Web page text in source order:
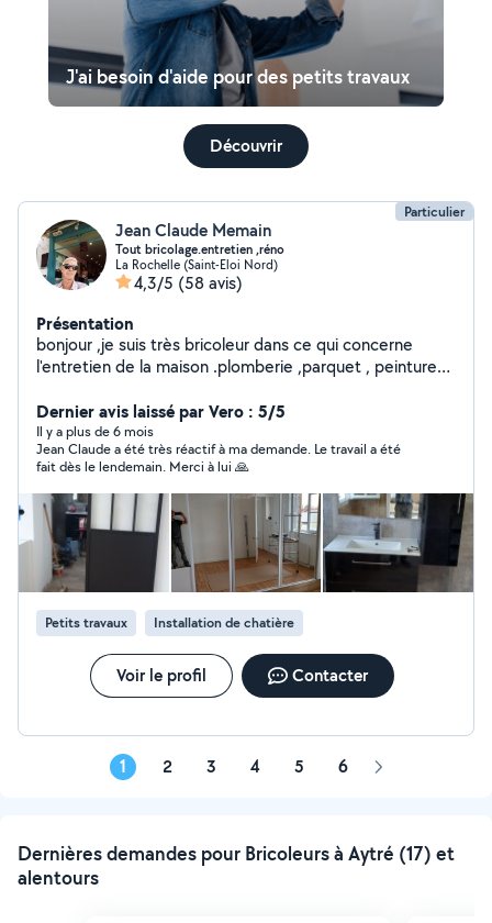
J'ai besoin d'aide pour des petits travaux
Découvrir
Particulier
Jean Claude Memain
Tout bricolage.entretien ,réno
La Rochelle (Saint-Eloi Nord)
4,3/5 (58 avis)
Présentation
bonjour ,je suis très bricoleur dans ce qui concerne
l'entretien de la maison .plomberie ,parquet , peinture
maison où appartement. Le travail est toujours soigné.
Dernier avis laissé par Vero : 5/5
Il y a plus de 6 mois
Jean Claude a été très réactif à ma demande. Le travail a été
fait dès le lendemain. Merci à lui 🙏
Petits travaux Installation de chatière
Voir le profil Contacter
1 2 3 4 5 6 Page
Dernières demandes pour Bricoleurs à Aytré (17) et
alentours